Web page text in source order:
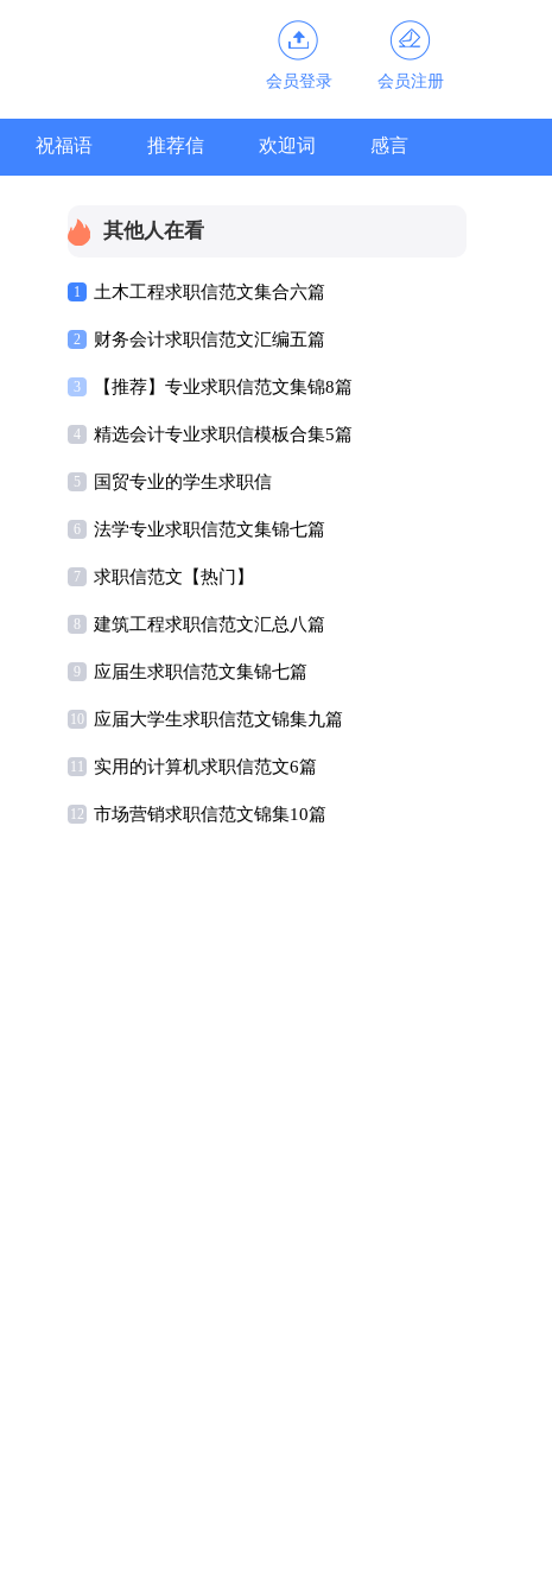
会员登录 会员注册
祝福语 推荐信 欢迎词 感言
其他人在看
1 土木工程求职信范文集合六篇
2 财务会计求职信范文汇编五篇
3 【推荐】专业求职信范文集锦8篇
4 精选会计专业求职信模板合集5篇
5 国贸专业的学生求职信
6 法学专业求职信范文集锦七篇
7 求职信范文【热门】
8 建筑工程求职信范文汇总八篇
9 应届生求职信范文集锦七篇
10 应届大学生求职信范文锦集九篇
11 实用的计算机求职信范文6篇
12 市场营销求职信范文锦集10篇